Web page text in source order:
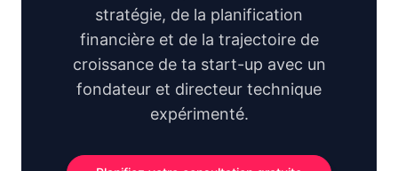
stratégie, de la planification
financière et de la trajectoire de
croissance de ta start-up avec un
fondateur et directeur technique
expérimenté.